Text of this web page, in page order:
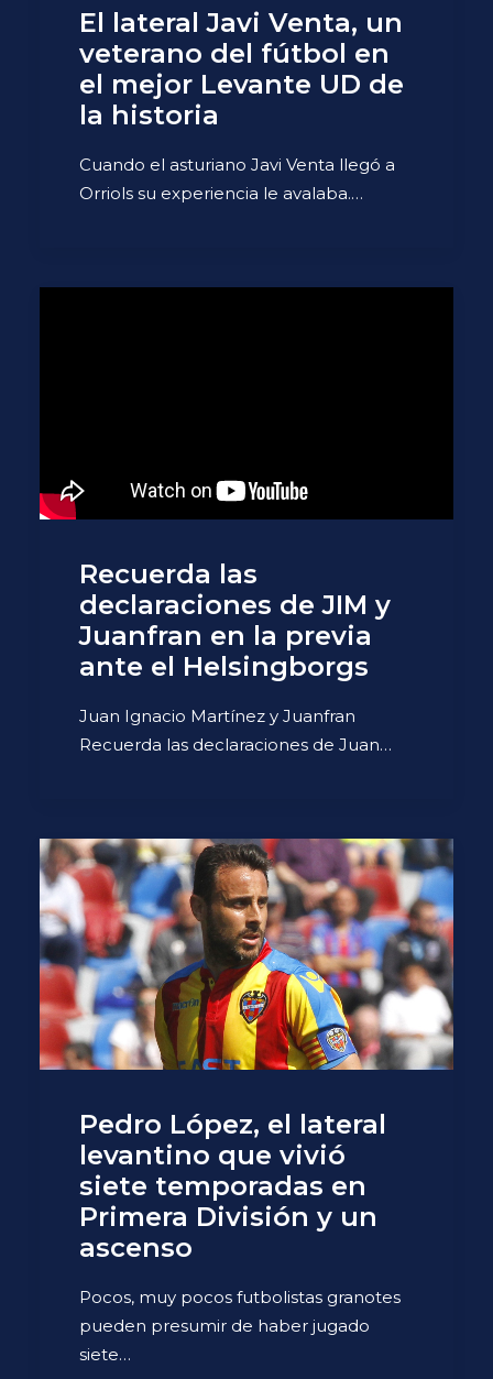
El lateral Javi Venta, un
veterano del fútbol en
el mejor Levante UD de
la historia
Cuando el asturiano Javi Venta llegó a
Orriols su experiencia le avalaba.…
Recuerda las
declaraciones de JIM y
Juanfran en la previa
ante el Helsingborgs
Juan Ignacio Martínez y Juanfran
Recuerda las declaraciones de Juan…
Pedro López, el lateral
levantino que vivió
siete temporadas en
Primera División y un
ascenso
Pocos, muy pocos futbolistas granotes
pueden presumir de haber jugado
siete…